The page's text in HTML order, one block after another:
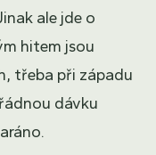
ale jde o
hitem jsou
třeba při západu
dávku